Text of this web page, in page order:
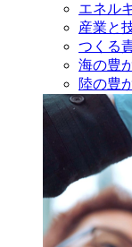
エネル
産業と
つくる
海の豊
陸の豊